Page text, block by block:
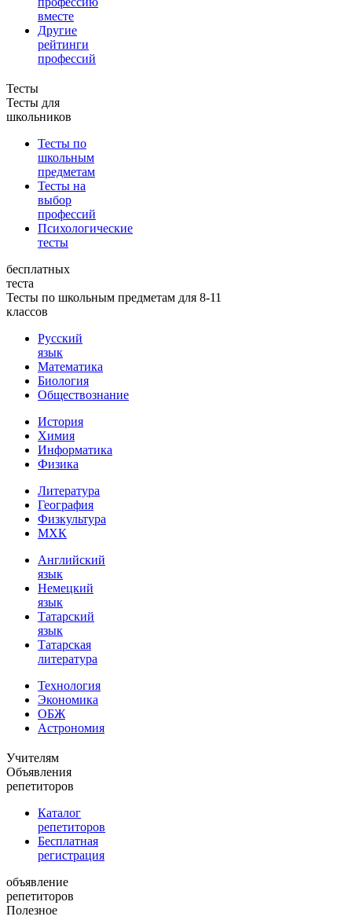
вместе
Другие
рейтинги
профессий
Тесты
Тесты для
школьников
Тесты по
школьным
предметам
Тесты на
выбор
профессий
Психологические
тесты
бесплатных
теста
Тесты по школьным предметам для 8-11
классов
Русский
язык
Математика
Биология
Обществознание
История
Химия
Информатика
Физика
Литература
География
Физкультура
МХК
Английский
язык
Немецкий
язык
Татарский
язык
Татарская
литература
Технология
Экономика
ОБЖ
Астрономия
Учителям
Объявления
репетиторов
Каталог
репетиторов
Бесплатная
регистрация
объявление
репетиторов
Полезное